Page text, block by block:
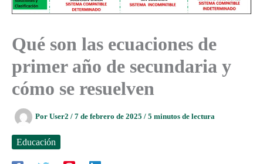
Qué son las ecuaciones de
primer año de secundaria y
cómo se resuelven
Por User2 / 7 de febrero de 2025 / 5 minutos de lectura
Educación